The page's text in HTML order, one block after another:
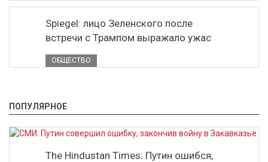
Spiegel: лицо Зеленского после
встречи с Трампом выражало ужас
ОБЩЕСТВО
ПОПУЛЯРНОЕ
The Hindustan Times: Путин ошибся,